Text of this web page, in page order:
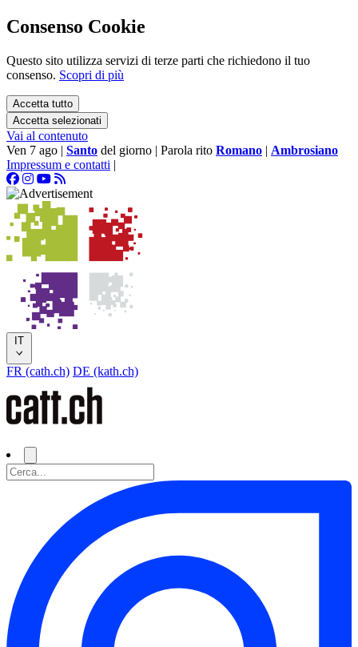
Consenso Cookie
Questo sito utilizza servizi di terze parti che richiedono il tuo
consenso. Scopri di più
Accetta tutto
Accetta selezionati
Vai al contenuto
Ven 7 ago | Santo del giorno | Parola rito Romano | Ambrosiano
Impressum e contatti |
IT
FR (cath.ch) DE (kath.ch)